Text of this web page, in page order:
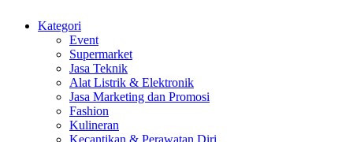
Kategori
Event
Supermarket
Jasa Teknik
Alat Listrik & Elektronik
Jasa Marketing dan Promosi
Fashion
Kulineran
Kecantikan & Perawatan Diri